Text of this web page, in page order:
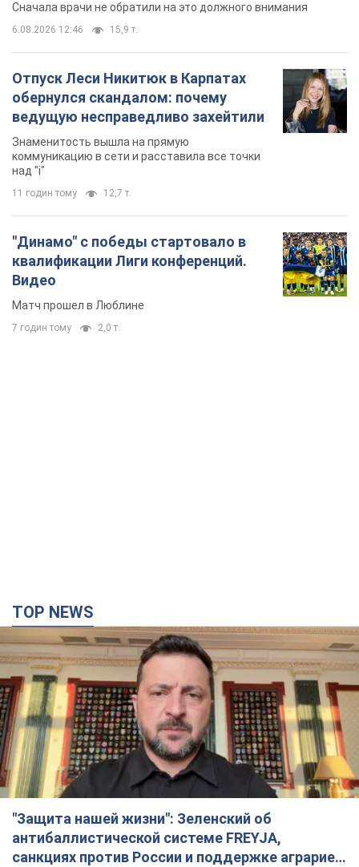
Сначала врачи не обратили на это должного внимания
6.08.2026 12:46 15,9 т.
Отпуск Леси Никитюк в Карпатах
обернулся скандалом: почему
ведущую несправедливо захейтили
Знаменитость вышла на прямую
коммуникацию в сети и расставила все точки
над "i"
11 годин тому 12,7 т.
"Динамо" с победы стартовало в
квалификации Лиги конференций.
Видео
Матч прошел в Люблине
7 годин тому 2,0 т.
TOP NEWS
"Защита нашей жизни": Зеленский об
антибаллистической системе FREYJA,
санкциях против России и поддержке аграриев.